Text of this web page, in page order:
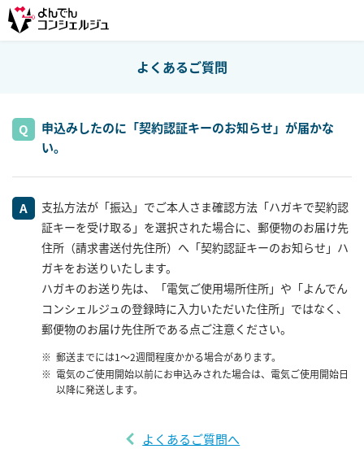
よくあるご質問
申込みしたのに「契約認証キーのお知らせ」が届かな
い。
支払方法が「振込」でご本人さま確認方法「ハガキで契約認
証キーを受け取る」を選択された場合に、郵便物のお届け先
住所（請求書送付先住所）へ「契約認証キーのお知らせ」ハ
ガキをお送りいたします。
ハガキのお送り先は、「電気ご使用場所住所」や「よんでん
コンシェルジュの登録時に入力いただいた住所」ではなく、
郵便物のお届け先住所である点ご注意ください。
郵送までには1～2週間程度かかる場合があります。
電気のご使用開始以前にお申込みされた場合は、電気ご使用開始日
以降に発送します。
よくあるご質問へ